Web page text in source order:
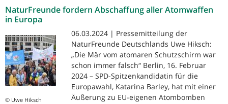
NaturFreunde fordern Abschaffung aller Atomwaffen
in Europa
© Uwe Hiksch
06.03.2024 | Pressemitteilung der
NaturFreunde Deutschlands Uwe Hiksch:
„Die Mär vom atomaren Schutzschirm war
schon immer falsch“ Berlin, 16. Februar
2024 – SPD-Spitzenkandidatin für die
Europawahl, Katarina Barley, hat mit einer
Äußerung zu EU-eigenen Atombomben